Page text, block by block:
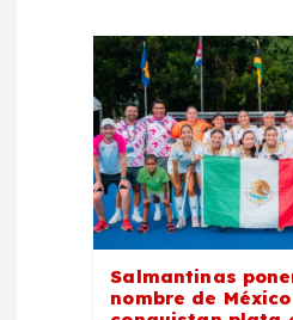
Salmantinas
nombre de